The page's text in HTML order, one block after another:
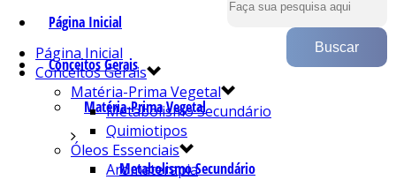
Página Inicial
Conceitos Gerais
Matéria-Prima Vegetal
Metabolismo Secundário
Página Inicial
Conceitos Gerais
Matéria-Prima Vegetal
Metabolismo Secundário
Quimiotipos
Óleos Essenciais
Aromaterapia